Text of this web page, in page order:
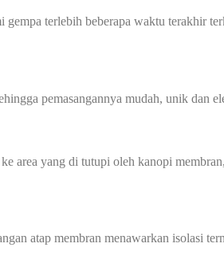
terlebih beberapa waktu terakhir
pemasangannya mudah, unik dan
area yang di tutupi oleh kanopi
atap membran menawarkan isolasi